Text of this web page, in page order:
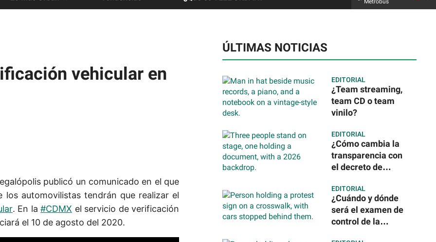
Metrobús
vehicular en
publicó un comunicado en el que
los automovilistas tendrán que realizar el
. En la#CDMX el servicio de verificación
el 10 de agosto del 2020.
ÚLTIMAS NOTICIAS
EDITORIAL
¿Team streaming,
team CD o team
vinilo?
EDITORIAL
¿Cómo cambia la
transparencia con
el decreto de
Sheinbaum? Todo
lo que debes saber
EDITORIAL
¿Cuándo y dónde
será el examen de
control de la